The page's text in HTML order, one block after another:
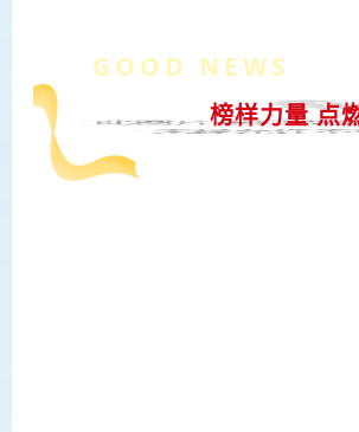
GOOD NEWS
榜样力量 点